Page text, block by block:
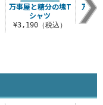
万事屋と糖分の塊T
シャツ
¥3,190（税込）
万事